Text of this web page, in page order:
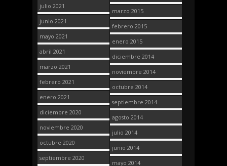
julio 2021
junio 2021
mayo 2021
abril 2021
marzo 2021
febrero 2021
enero 2021
diciembre 2020
noviembre 2020
octubre 2020
septiembre 2020
marzo 2015
febrero 2015
enero 2015
diciembre 2014
noviembre 2014
octubre 2014
septiembre 2014
agosto 2014
julio 2014
junio 2014
mayo 2014